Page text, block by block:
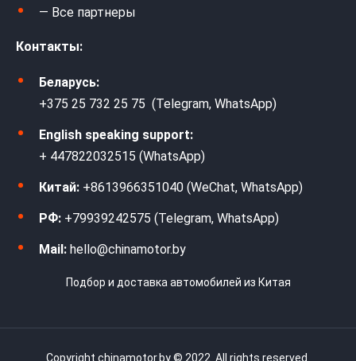
— Все партнеры
Контакты:
Беларусь:
+375 25 732 25 75 (Telegram, WhatsApp)
English speaking support:
+ 447822032515 (WhatsApp)
Китай: +8613966351040 (WeChat, WhatsApp)
РФ: +79939242575 (Telegram, WhatsApp)
Mail: hello@chinamotor.by
Подбор и доставка автомобилей из Китая
Copyright chinamotor.by © 2022. All rights reserved.